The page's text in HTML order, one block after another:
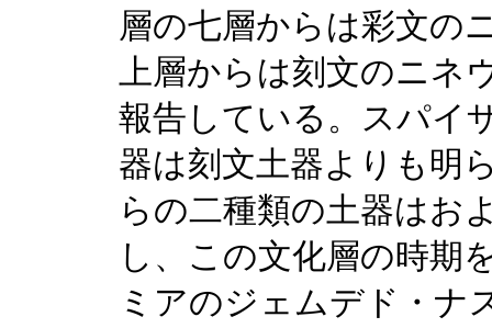
層の七層からは彩文の
上層からは刻文のニネ
報告している。スパイ
器は刻文土器よりも明
らの二種類の土器はお
し、この文化層の時期
ミアのジェムデド・ナ